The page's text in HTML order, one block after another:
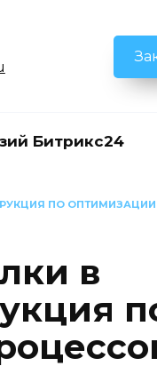
Битрикс24
ПО ОПТИМИЗАЦИИ
в